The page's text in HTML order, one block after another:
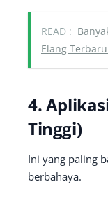
READ :
Elang
4.
Tinggi)
Ini yang paling
berbahaya.